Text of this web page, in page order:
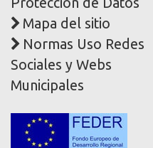
Mapa del sitio
Normas Uso Redes
Sociales y Webs
Municipales